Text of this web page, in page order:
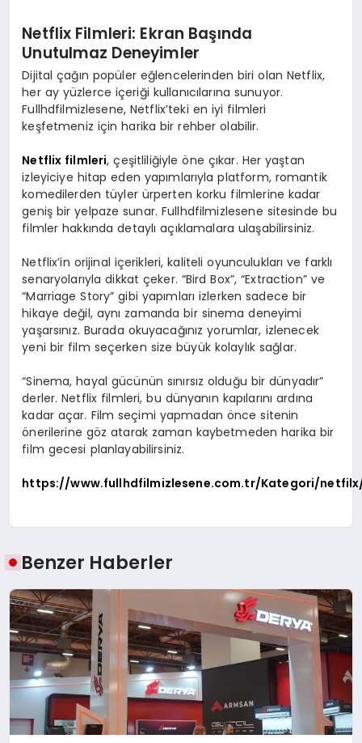
Netflix Filmleri: Ekran Başında
Unutulmaz Deneyimler
Dijital çağın popüler eğlencelerinden biri olan Netflix,
her ay yüzlerce içeriği kullanıcılarına sunuyor.
Fullhdfilmizlesene, Netflix’teki en iyi filmleri
keşfetmeniz için harika bir rehber olabilir.
Netflix filmleri, çeşitliliğiyle öne çıkar. Her yaştan
izleyiciye hitap eden yapımlarıyla platform, romantik
komedilerden tüyler ürperten korku filmlerine kadar
geniş bir yelpaze sunar. Fullhdfilmizlesene sitesinde bu
filmler hakkında detaylı açıklamalara ulaşabilirsiniz.
Netflix’in orijinal içerikleri, kaliteli oyunculukları ve farklı
senaryolarıyla dikkat çeker. “Bird Box”, “Extraction” ve
“Marriage Story” gibi yapımları izlerken sadece bir
hikaye değil, aynı zamanda bir sinema deneyimi
yaşarsınız. Burada okuyacağınız yorumlar, izlenecek
yeni bir film seçerken size büyük kolaylık sağlar.
“Sinema, hayal gücünün sınırsız olduğu bir dünyadır”
derler. Netflix filmleri, bu dünyanın kapılarını ardına
kadar açar. Film seçimi yapmadan önce sitenin
önerilerine göz atarak zaman kaybetmeden harika bir
film gecesi planlayabilirsiniz.
https://www.fullhdfilmizlesene.com.tr/Kategori/
Benzer Haberler